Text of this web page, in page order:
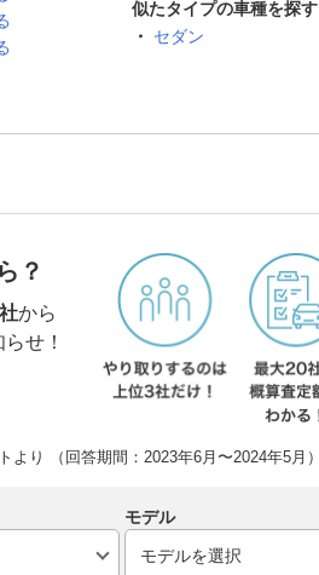
似たタイプの車種を探す
セダン
？
から
せ！
り （回答期間：2023年6月〜2024年5月）
モデル